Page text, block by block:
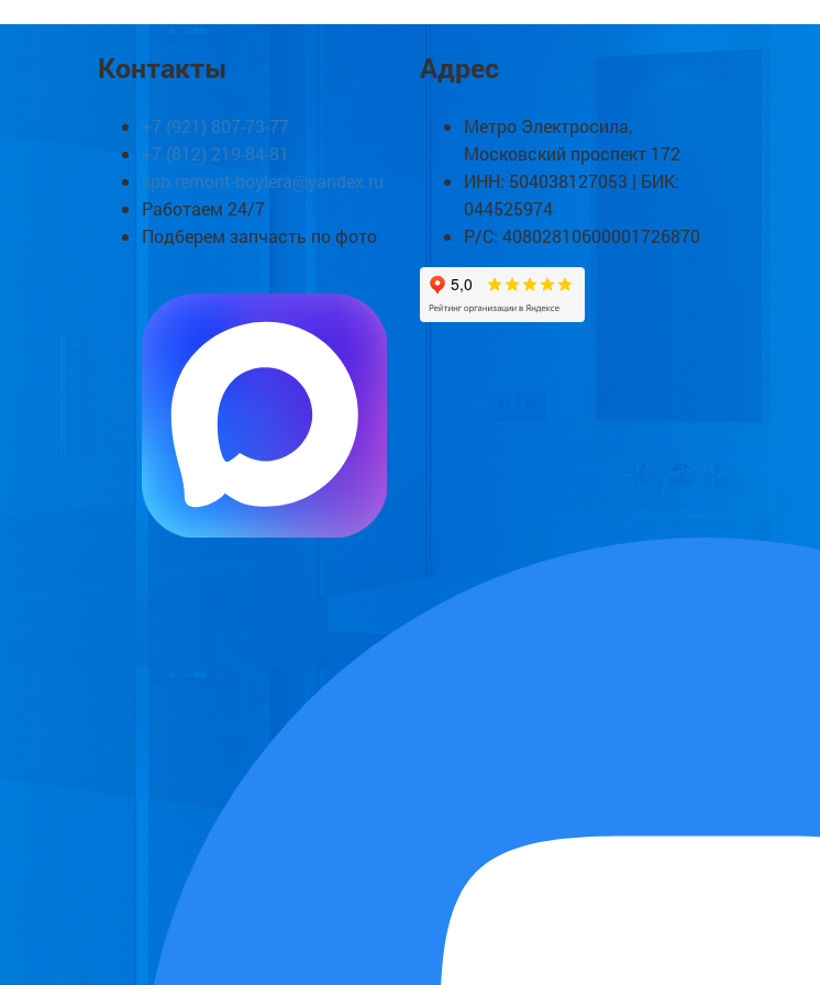
Контакты
+7 (921) 807-73-77
+7 (812) 219-84-81
spb.remont-boylera@yandex.ru
Работаем 24/7
Подберем запчасть по фото
Адрес
Метро Электросила,
Московский проспект 172
ИНН: 504038127053 | БИК:
044525974
Р/С: 40802810600001726870